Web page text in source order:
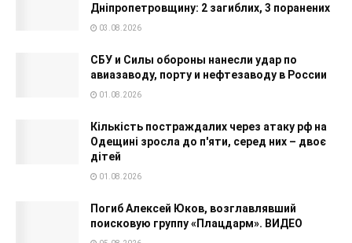
Дніпропетровщину: 2 загиблих, 3 поранених
03.08.2026
СБУ и Силы обороны нанесли удар по
авиазаводу, порту и нефтезаводу в России
01.08.2026
Кількість постраждалих через атаку рф на
Одещині зросла до п'яти, серед них – двоє
дітей
01.08.2026
Погиб Алексей Юков, возглавлявший
поисковую группу «Плацдарм». ВИДЕО